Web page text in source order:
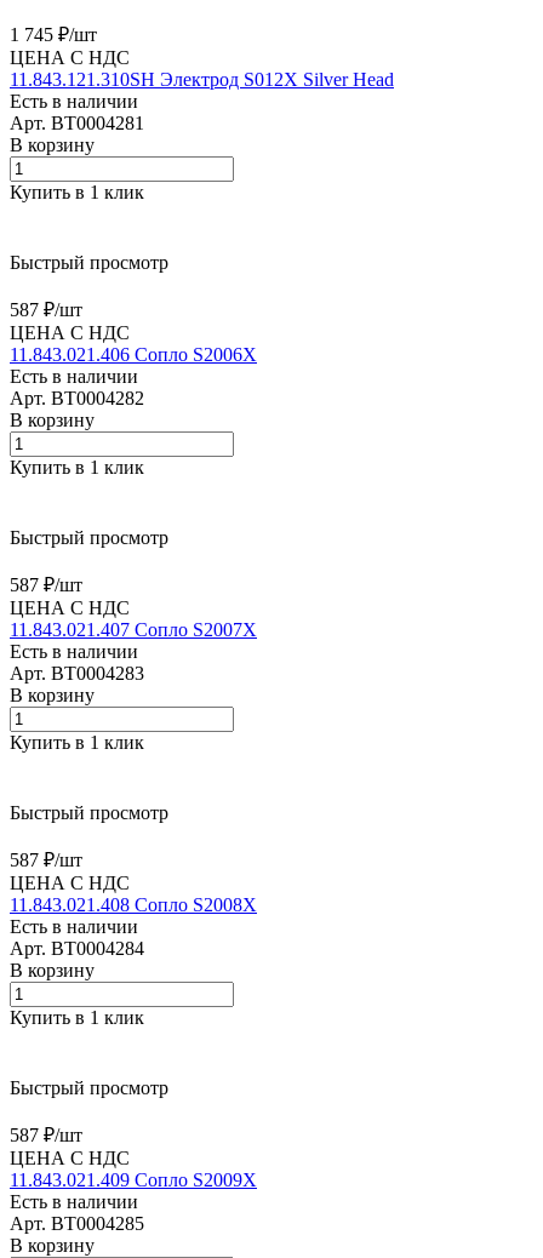
1 745 ₽/шт
ЦЕНА С НДС
11.843.121.310SH Электрод S012X Silver Head
Есть в наличии
Арт. BT0004281
В корзину
Купить в 1 клик
Быстрый просмотр
587 ₽/шт
ЦЕНА С НДС
11.843.021.406 Сопло S2006X
Есть в наличии
Арт. BT0004282
В корзину
Купить в 1 клик
Быстрый просмотр
587 ₽/шт
ЦЕНА С НДС
11.843.021.407 Сопло S2007X
Есть в наличии
Арт. BT0004283
В корзину
Купить в 1 клик
Быстрый просмотр
587 ₽/шт
ЦЕНА С НДС
11.843.021.408 Сопло S2008X
Есть в наличии
Арт. BT0004284
В корзину
Купить в 1 клик
Быстрый просмотр
587 ₽/шт
ЦЕНА С НДС
11.843.021.409 Сопло S2009X
Есть в наличии
Арт. BT0004285
В корзину